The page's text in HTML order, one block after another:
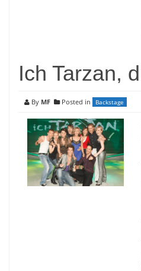
Ich Tarzan,
By MF Posted in Backstage